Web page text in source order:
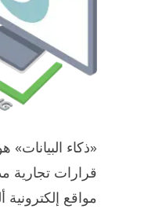
«ذكاء
قرارات تجارية
مواقع